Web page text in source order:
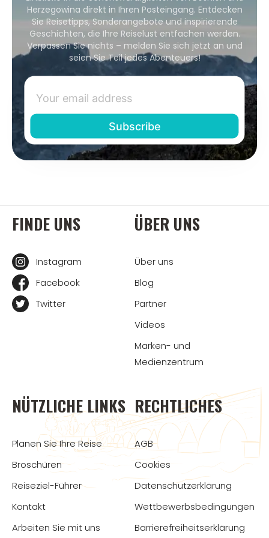
Herzegowina direkt in Ihren Posteingang. Entdecken
Sie Reisetipps, Sonderangebote und inspirierende
Geschichten, die Ihre Reiselust entfachen werden.
Verpassen Sie nichts – melden Sie sich jetzt an und
seien Sie Teil jedes Abenteuers!
FINDE UNS
Instagram
Facebook
Twitter
ÜBER UNS
Über uns
Blog
Partner
Videos
Marken- und
Medienzentrum
NÜTZLICHE LINKS
Planen Sie Ihre Reise
Broschüren
Reiseziel-Führer
Kontakt
Arbeiten Sie mit uns
RECHTLICHES
AGB
Cookies
Datenschutzerklärung
Wettbewerbsbedingungen
Barrierefreiheitserklärung